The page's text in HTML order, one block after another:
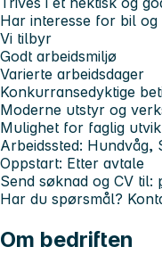
Har interesse for bil og
Vi tilbyr
Godt arbeidsmiljø
Varierte arbeidsdager
Konkurransedyktige
Moderne utstyr og
Mulighet for faglig
Arbeidssted: Hundvåg,
Oppstart: Etter avtale
Send søknad og CV til:
Har du spørsmål?
Om bedriften